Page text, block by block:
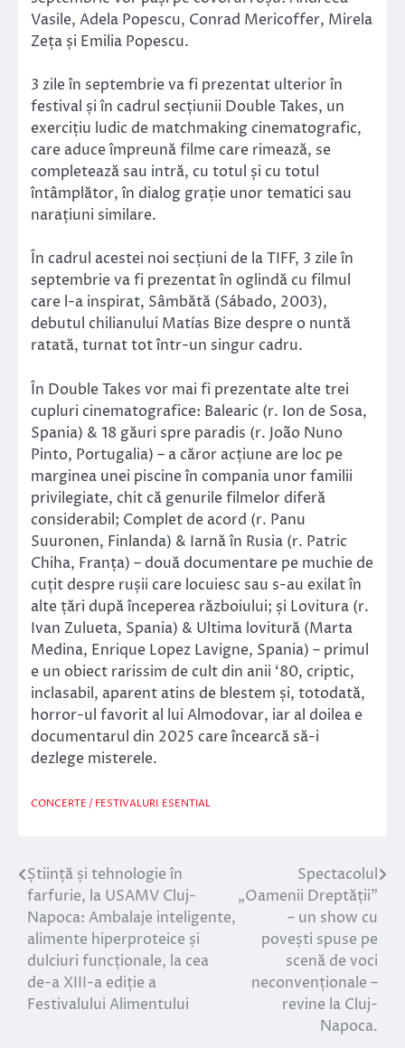
Vasile, Adela Popescu, Conrad Mericoffer, Mirela
Zeța și Emilia Popescu.
3 zile în septembrie va fi prezentat ulterior în
festival și în cadrul secțiunii Double Takes, un
exercițiu ludic de matchmaking cinematografic,
care aduce împreună filme care rimează, se
completează sau intră, cu totul și cu totul
întâmplător, în dialog grație unor tematici sau
narațiuni similare.
În cadrul acestei noi secțiuni de la TIFF, 3 zile în
septembrie va fi prezentat în oglindă cu filmul
care l-a inspirat, Sâmbătă (Sábado, 2003),
debutul chilianului Matías Bize despre o nuntă
ratată, turnat tot într-un singur cadru.
În Double Takes vor mai fi prezentate alte trei
cupluri cinematografice: Balearic (r. Ion de Sosa,
Spania) & 18 găuri spre paradis (r. João Nuno
Pinto, Portugalia) – a căror acțiune are loc pe
marginea unei piscine în compania unor familii
privilegiate, chit că genurile filmelor diferă
considerabil; Complet de acord (r. Panu
Suuronen, Finlanda) & Iarnă în Rusia (r. Patric
Chiha, Franța) – două documentare pe muchie de
cuțit despre rușii care locuiesc sau s-au exilat în
alte țări după începerea războiului; și Lovitura (r.
Ivan Zulueta, Spania) & Ultima lovitură (Marta
Medina, Enrique Lopez Lavigne, Spania) – primul
e un obiect rarissim de cult din anii ‘80, criptic,
inclasabil, aparent atins de blestem și, totodată,
horror-ul favorit al lui Almodovar, iar al doilea e
documentarul din 2025 care încearcă să-i
dezlege misterele.
CONCERTE / FESTIVALURI ESENTIAL
Navigare
în
articole
Știință și tehnologie în
farfurie, la USAMV Cluj-
Napoca: Ambalaje inteligente,
alimente hiperproteice și
dulciuri funcționale, la cea
de-a XIII-a ediție a
Festivalului Alimentului
Spectacolul
„Oamenii Dreptății”
– un show cu
povești spuse pe
scenă de voci
neconvenționale –
revine la Cluj-
Napoca.